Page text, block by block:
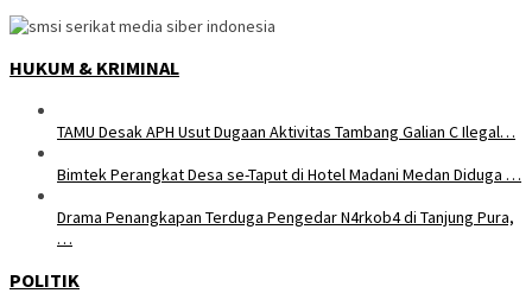
HUKUM & KRIMINAL
TAMU Desak APH Usut Dugaan Aktivitas Tambang Galian C Ilegal…
Bimtek Perangkat Desa se-Taput di Hotel Madani Medan Diduga …
Drama Penangkapan Terduga Pengedar N4rkob4 di Tanjung Pura,
…
POLITIK